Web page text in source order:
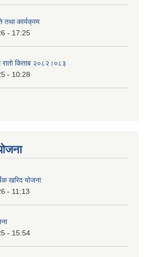
कार्यक्रम
- 17:25
रातो किताब २०८२।०८३
- 10:28
खरिद योजना
- 11:13
- 15:54